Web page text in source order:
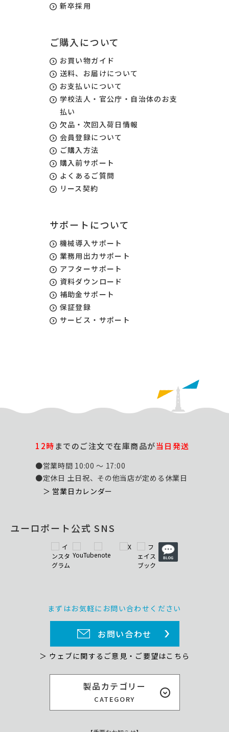
新卒採用
ご購入について
お買い物ガイド
送料、お届けについて
お支払いについて
学校法人・官公庁・自治体のお支
払い
欠品・次回入荷日情報
会員登録について
ご購入方法
購入前サポート
よくあるご質問
リース契約
サポートについて
機械導入サポート
業務用出力サポート
アフターサポート
資料ダウンロード
補助金サポート
保証登録
サービス・サポート
製品カテゴリー
CATEGORY
12時までのご注文で在庫商品が当日発送
●営業時間 10:00 ～ 17:00
●定休日 土日祝、その他当店が定める休業日
＞ 営業日カレンダー
ユーロポート公式 SNS
まずはお気軽にお問い合わせください
お問い合わせ
＞ ウェブに関するご意見・ご要望はこちら